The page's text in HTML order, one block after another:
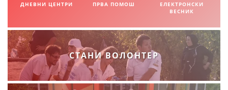
ОРГАНИЗАЦИЈА И РАЗВОЈ
РАКОВОДЕН ОДБОР
СОБРАНИЕ
СТРУКТУРА И ОРГАНИЗАЦИОНА ПОСТАВЕНОСТ
ДНЕВНИ ЦЕНТРИ ПРВА ПОМОШ
ЕЛЕКТРОНСКИ
ВЕСНИК
СТАНИ ВОЛОНТЕР